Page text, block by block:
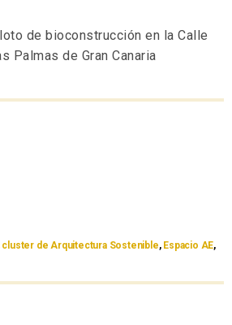
de bioconstrucción en la Calle
Palmas de Gran Canaria
cluster de Arquitectura Sostenible, Espacio AE,